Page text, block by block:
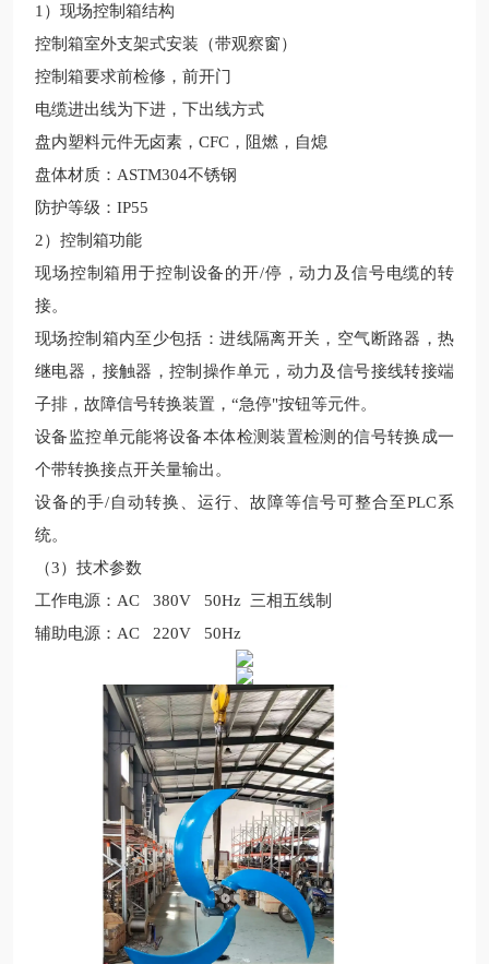
1 ）现场控制箱结构
控制箱室外支架式安装（带观察窗）
控制箱要求前检修，前开门
电缆进出线为下进，下出线方式
盘内塑料元件无卤素， CFC ，阻燃，自熄
盘体材质： ASTM304不锈钢
防护等级： IP55
2） 控制箱功能
现场控制箱用于控制 设备的开/停，动力及信号电缆的转
接。
现场控制箱内至少包括：进线隔离开关，空气断路器，热
继电器，接触器，控制操作单元，动力及信号接线转接端
子排，故障信号转换装置， “急停"按钮等元件。
设备监控单元能将设备本体检测装置检测的信号转换成一
个带转换接点开关量输出。
设备的手/自动转换、运行、故障等信号可整合至PLC系
统。
（3）技术参数
工作电源： AC 380V 50Hz 三相五线制
辅助电源： AC 220V 50Hz